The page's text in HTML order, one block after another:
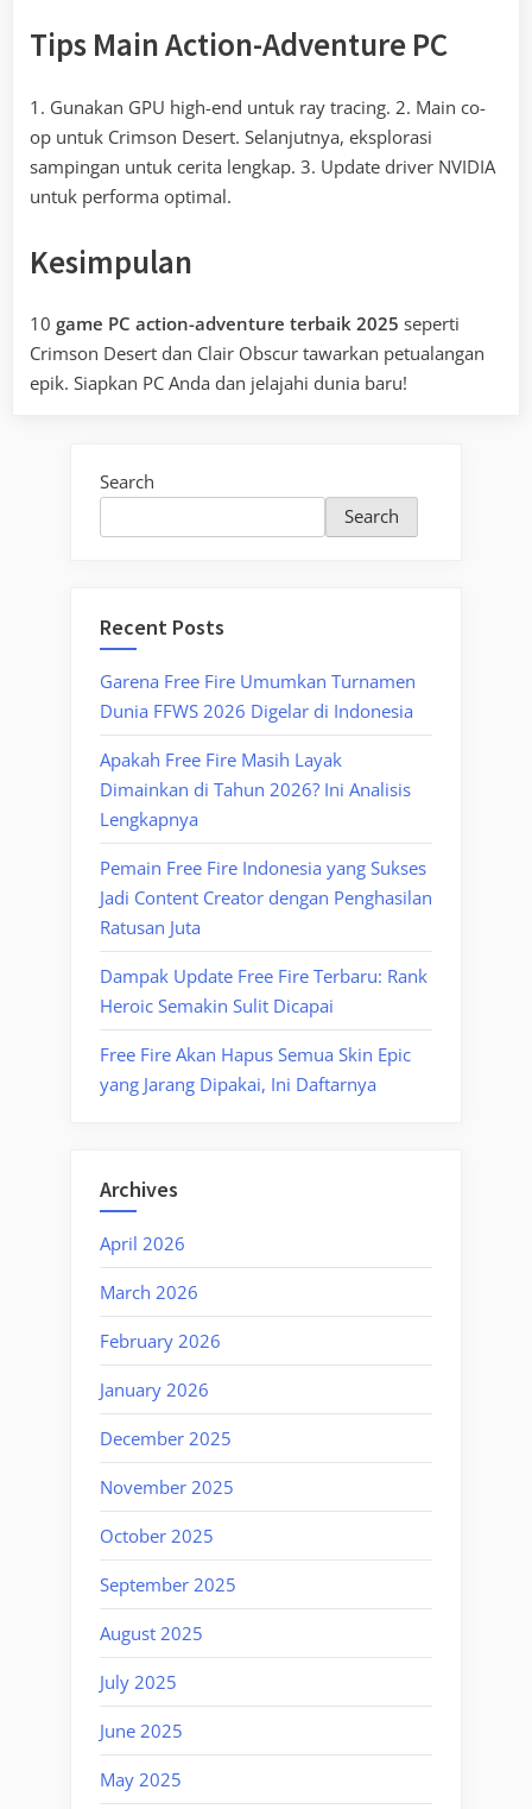
Tips Main Action-Adventure PC
1. Gunakan GPU high-end untuk ray tracing. 2. Main co-
op untuk Crimson Desert. Selanjutnya, eksplorasi
sampingan untuk cerita lengkap. 3. Update driver NVIDIA
untuk performa optimal.
Kesimpulan
10 game PC action-adventure terbaik 2025 seperti
Crimson Desert dan Clair Obscur tawarkan petualangan
epik. Siapkan PC Anda dan jelajahi dunia baru!
Search
Search
Recent Posts
Garena Free Fire Umumkan Turnamen
Dunia FFWS 2026 Digelar di Indonesia
Apakah Free Fire Masih Layak
Dimainkan di Tahun 2026? Ini Analisis
Lengkapnya
Pemain Free Fire Indonesia yang Sukses
Jadi Content Creator dengan Penghasilan
Ratusan Juta
Dampak Update Free Fire Terbaru: Rank
Heroic Semakin Sulit Dicapai
Free Fire Akan Hapus Semua Skin Epic
yang Jarang Dipakai, Ini Daftarnya
Archives
April 2026
March 2026
February 2026
January 2026
December 2025
November 2025
October 2025
September 2025
August 2025
July 2025
June 2025
May 2025